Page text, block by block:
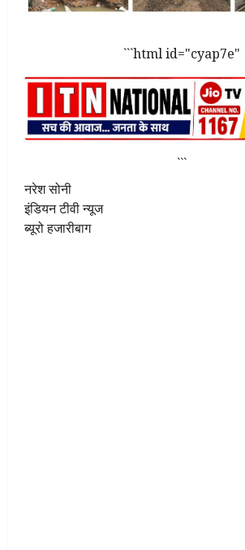
```html id="cyap7e"
```
नरेश सोनी
इंडियन टीवी न्यूज
ब्यूरो हजारीबाग